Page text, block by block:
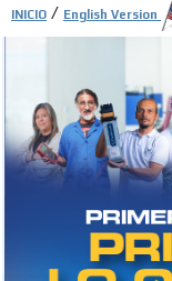
INICIO / English Version
ADS-3A
ADS-3B